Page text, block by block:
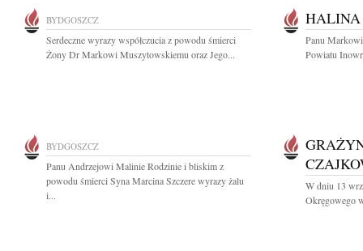
BYDGOSZCZ
Serdeczne wyrazy współczucia z powodu śmierci
Żony Dr Markowi Muszytowskiemu oraz Jego...
HALINA
Panu
Powiatu
BYDGOSZCZ
Panu Andrzejowi Malinie Rodzinie i bliskim z
powodu śmierci Syna Marcina Szczere wyrazy żalu
i...
W dniu 13
Okręgowego